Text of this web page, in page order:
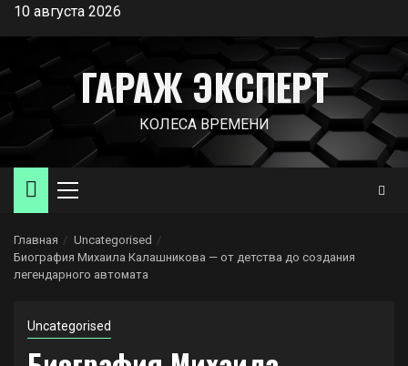
Перейти
содержимому
10 августа 2026
ГАРАЖ ЭКСПЕРТ
КОЛЕСА ВРЕМЕНИ
Основное
Главная
Uncategorised
Биография Михаила Калашникова — от детства до создания
легендарного автомата
Uncategorised